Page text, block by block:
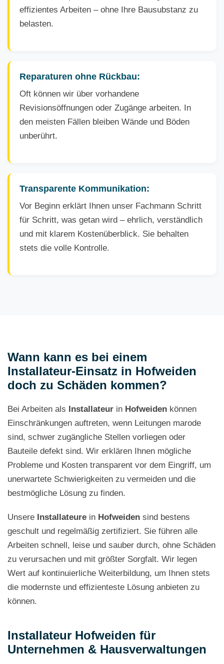
effizientes Arbeiten – ohne Ihre Bausubstanz zu
belasten.
Reparaturen ohne Rückbau:
Oft können wir über vorhandene
Revisionsöffnungen oder Zugänge arbeiten. In
den meisten Fällen bleiben Wände und Böden
unberührt.
Transparente Kommunikation:
Vor Beginn erklärt Ihnen unser Fachmann Schritt
für Schritt, was getan wird – ehrlich, verständlich
und mit klarem Kostenüberblick. Sie behalten
stets die volle Kontrolle.
Wann kann es bei einem
Installateur-Einsatz in Hofweiden
doch zu Schäden kommen?
Bei Arbeiten als Installateur in Hofweiden können
Einschränkungen auftreten, wenn Leitungen marode
sind, schwer zugängliche Stellen vorliegen oder
Bauteile defekt sind. Wir erklären Ihnen mögliche
Probleme und Kosten transparent vor dem Eingriff, um
unerwartete Schwierigkeiten zu vermeiden und die
bestmögliche Lösung zu finden.
Unsere Installateure in Hofweiden sind bestens
geschult und regelmäßig zertifiziert. Sie führen alle
Arbeiten schnell, leise und sauber durch, ohne Schäden
zu verursachen und mit größter Sorgfalt. Wir legen
Wert auf kontinuierliche Weiterbildung, um Ihnen stets
die modernste und effizienteste Lösung anbieten zu
können.
Installateur Hofweiden für
Unternehmen & Hausverwaltungen